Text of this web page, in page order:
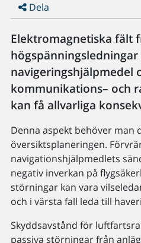
Dela
Elektromagnetiska fält
navigeringshjälpmedel
kommunikations– och
kan få allvarliga
Denna aspekt behöver man
översiktsplaneringen.
navigationshjälpmedlets
negativ inverkan på
störningar kan vara
och i värsta fall leda till
Skyddsavstånd för
passiva störningar från